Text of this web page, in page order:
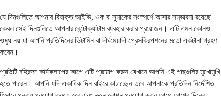
যে দিনগুলিতে আপনার বিষাক্ত আইভি, ওক বা সুমাকের সংস্পর্শে আসার সম্ভাবনা রয়েছে
কেবল সেই দিনগুলিতে আপনার বেন্টোক্যাটাম ব্যবহার করার প্রয়োজন। এটি এমন কোনও
ওষুধ নয় যা আপনি প্রতিদিনের ভিটামিন বা দীর্ঘমেয়াদী প্রেসক্রিপশনের মতো একটানা গ্রহণ
করেন।
প্রতিটি বহিরঙ্গন কার্যকলাপের আগে এটি প্রয়োগ করুন যেখানে আপনি এই গাছগুলির মুখোমুখি
হতে পারেন। আপনি যদি একাধিক দিন বাইরে কাটাচ্ছেন তবে আপনাকে প্রতিদিন নির্দেশিত